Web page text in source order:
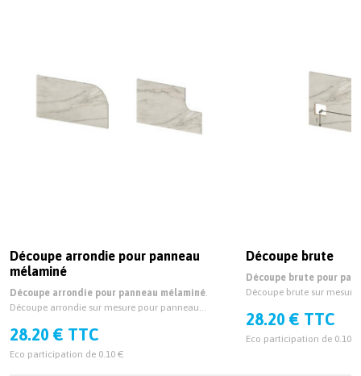
Découpe arrondie pour panneau
mélaminé
Découpe arrondie pour panneau mélaminé
Découpe arrondie sur mesure pour panneau
28.20 € TTC
Eco participation de 0.10 €
Découpe brute
Découpe brute pour
Découpe brute sur
28.20 € TTC
Eco participation de 0.10 €